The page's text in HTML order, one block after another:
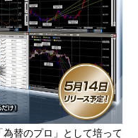
替のプロ」として培って